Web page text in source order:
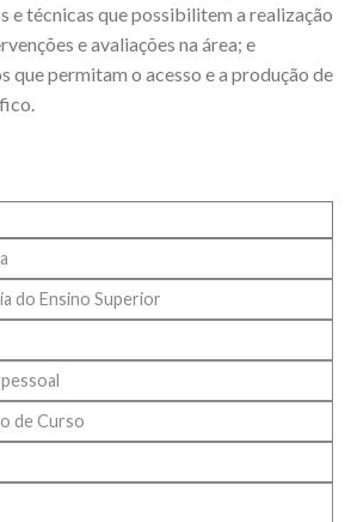
e técnicas que possibilitem a realização
e avaliações na área; e
que permitam o acesso e a produção de
do Ensino Superior
de Curso